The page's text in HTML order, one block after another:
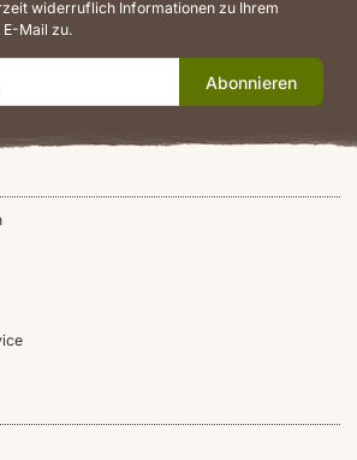
widerruflich Informationen zu Ihrem
Mail zu.
Abonnieren